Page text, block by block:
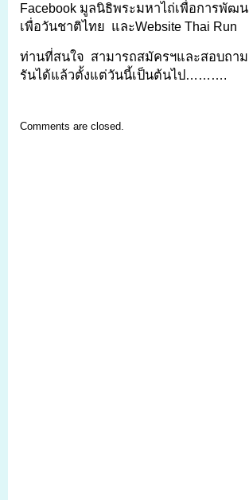
Facebook มูลนิธิพระมหาไถ่เพื่อการพัฒ
เพื่อวันชาติไทย และWebsite Thai Run
ท่านที่สนใจ สามารถสมัครฯและสอบถา
รันได้แล้วตั้งแต่วันนี้เป็นต้นไป……….
Comments are closed.